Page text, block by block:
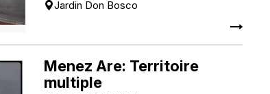
Jardin Don Bosco
Menez Are: Territoire
multiple